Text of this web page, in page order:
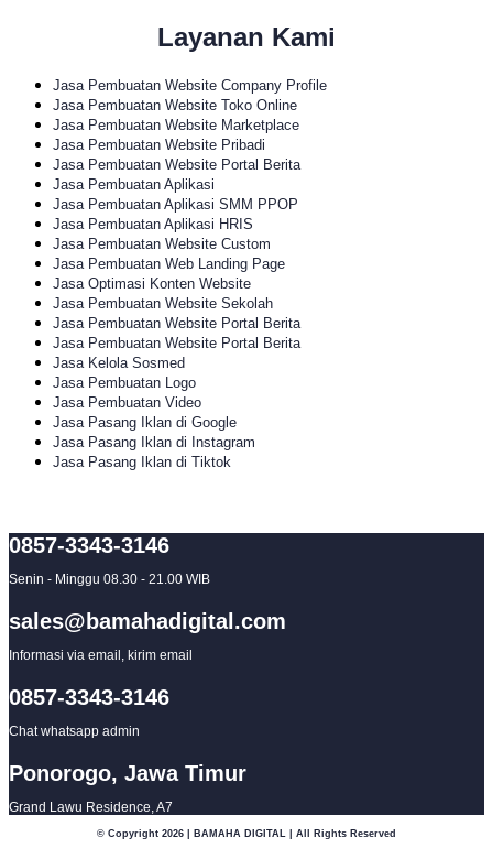
Layanan Kami
Jasa Pembuatan Website Company Profile
Jasa Pembuatan Website Toko Online
Jasa Pembuatan Website Marketplace
Jasa Pembuatan Website Pribadi
Jasa Pembuatan Website Portal Berita
Jasa Pembuatan Aplikasi
Jasa Pembuatan Aplikasi SMM PPOP
Jasa Pembuatan Aplikasi HRIS
Jasa Pembuatan Website Custom
Jasa Pembuatan Web Landing Page
Jasa Optimasi Konten Website
Jasa Pembuatan Website Sekolah
Jasa Pembuatan Website Portal Berita
Jasa Pembuatan Website Portal Berita
Jasa Kelola Sosmed
Jasa Pembuatan Logo
Jasa Pembuatan Video
Jasa Pasang Iklan di Google
Jasa Pasang Iklan di Instagram
Jasa Pasang Iklan di Tiktok
0857-3343-3146
Senin - Minggu 08.30 - 21.00 WIB
sales@bamahadigital.com
Informasi via email, kirim email
0857-3343-3146
Chat whatsapp admin
Ponorogo, Jawa Timur
Grand Lawu Residence, A7
© Copyright 2026 | BAMAHA DIGITAL | All Rights Reserved